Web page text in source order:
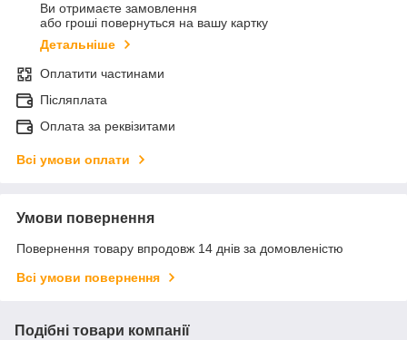
Ви отримаєте замовлення
або гроші повернуться на вашу картку
Детальніше
Оплатити частинами
Післяплата
Оплата за реквізитами
Всі умови оплати
Умови повернення
Повернення товару впродовж 14 днів за домовленістю
Всі умови повернення
Подібні товари компанії